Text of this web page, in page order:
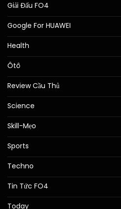
Giải Đấu FO4
Google For HUAWEI
Health
Ôtô
Review Cầu Thủ
Science
Skill-Mẹo
Sports
Techno
Tin Tức FO4
Today